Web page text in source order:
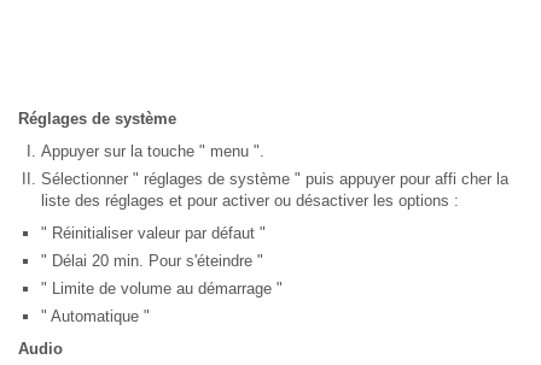
Réglages de système
Appuyer sur la touche " menu ".
Sélectionner " réglages de système " puis appuyer pour affi cher la
liste des réglages et pour activer ou désactiver les options :
" Réinitialiser valeur par défaut "
" Délai 20 min. Pour s'éteindre "
" Limite de volume au démarrage "
" Automatique "
Audio